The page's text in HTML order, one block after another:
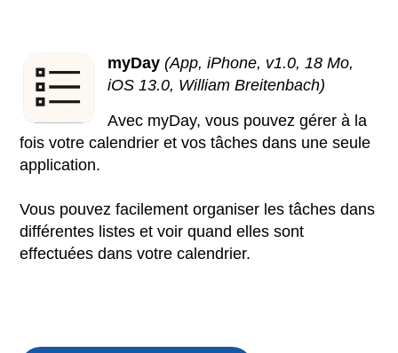
myDay (App, iPhone, v1.0, 18 Mo,
iOS 13.0, William Breitenbach)
Avec myDay, vous pouvez gérer à la
fois votre calendrier et vos tâches dans une seule
application.
Vous pouvez facilement organiser les tâches dans
différentes listes et voir quand elles sont
effectuées dans votre calendrier.